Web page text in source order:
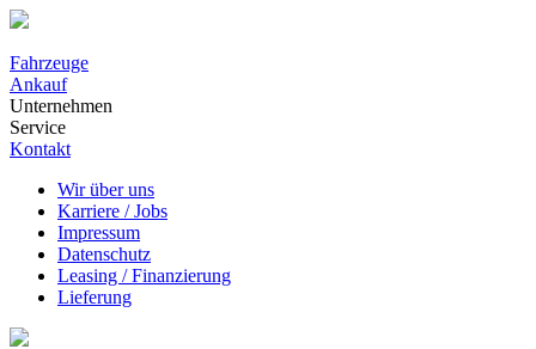
Fahrzeuge
Ankauf
Unternehmen
Service
Kontakt
Wir über uns
Karriere / Jobs
Impressum
Datenschutz
Leasing / Finanzierung
Lieferung